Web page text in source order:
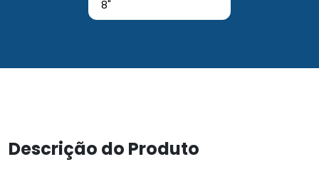
8"
Descrição do Produto